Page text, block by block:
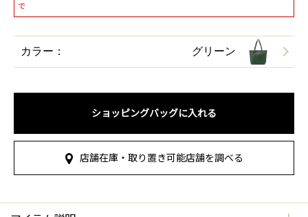
で
カラー： グリーン
ショッピングバッグに入れる
店舗在庫・取り置き可能店舗を調べる